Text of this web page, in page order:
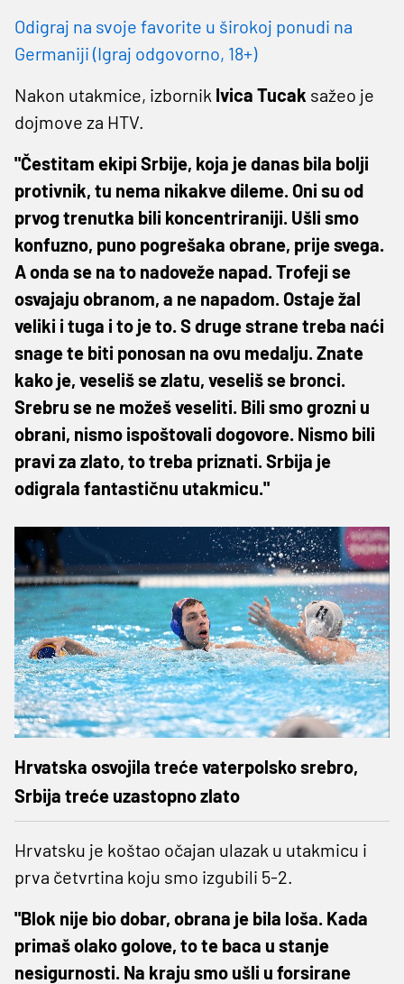
Odigraj na svoje favorite u širokoj ponudi na
Germaniji (Igraj odgovorno, 18+)
Nakon utakmice, izbornik Ivica Tucak sažeo je
dojmove za HTV.
"Čestitam ekipi Srbije, koja je danas bila bolji
protivnik, tu nema nikakve dileme. Oni su od
prvog trenutka bili koncentriraniji. Ušli smo
konfuzno, puno pogrešaka obrane, prije svega.
A onda se na to nadoveže napad. Trofeji se
osvajaju obranom, a ne napadom. Ostaje žal
veliki i tuga i to je to. S druge strane treba naći
snage te biti ponosan na ovu medalju. Znate
kako je, veseliš se zlatu, veseliš se bronci.
Srebru se ne možeš veseliti. Bili smo grozni u
obrani, nismo ispoštovali dogovore. Nismo bili
pravi za zlato, to treba priznati. Srbija je
odigrala fantastičnu utakmicu."
Hrvatska osvojila treće vaterpolsko srebro,
Srbija treće uzastopno zlato
Hrvatsku je koštao očajan ulazak u utakmicu i
prva četvrtina koju smo izgubili 5-2.
"Blok nije bio dobar, obrana je bila loša. Kada
primaš olako golove, to te baca u stanje
nesigurnosti. Na kraju smo ušli u forsirane